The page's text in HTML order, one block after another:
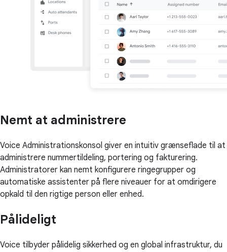
Nemt at administrere
Voice Administrationskonsol giver en intuitiv grænseflade til at
administrere nummertildeling, portering og fakturering.
Administratorer kan nemt konfigurere ringegrupper og
automatiske assistenter på flere niveauer for at omdirigere
opkald til den rigtige person eller enhed.
Pålideligt
Voice tilbyder pålidelig sikkerhed og en global infrastruktur, du